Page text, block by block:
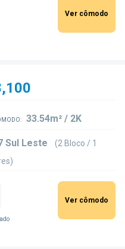
Ver cômodo
33.54m² / 2K
Sul Leste
(2 Bloco / 1
Ver cômodo